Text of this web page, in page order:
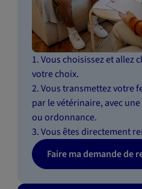
1. Vous choisissez et allez
votre choix.
2. Vous transmettez votre
par le vétérinaire, avec
ou ordonnance.
3. Vous êtes directement
Faire ma demande de